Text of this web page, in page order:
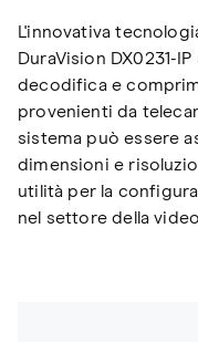
L'innovativa
DuraVision DX0231-
decodifica e
provenienti da
sistema può essere
dimensioni e
utilità per la
nel settore della